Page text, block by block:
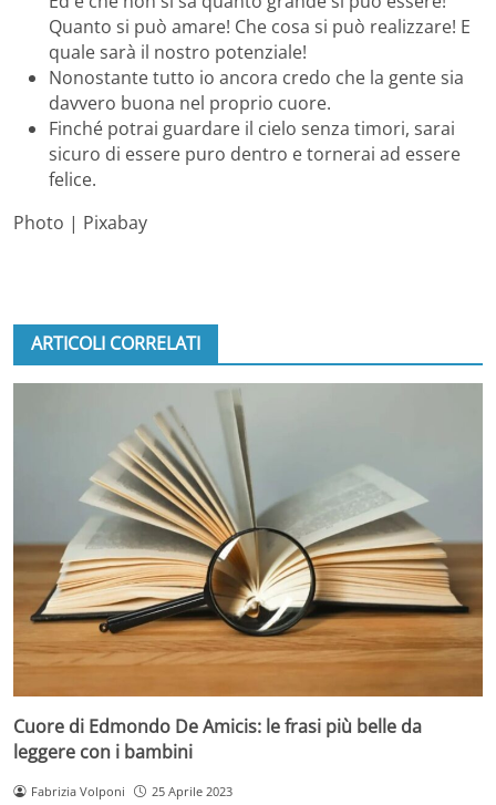
Quanto si può amare! Che cosa si può realizzare! E
quale sarà il nostro potenziale!
Nonostante tutto io ancora credo che la gente sia
davvero buona nel proprio cuore.
Finché potrai guardare il cielo senza timori, sarai
sicuro di essere puro dentro e tornerai ad essere
felice.
Photo | Pixabay
ARTICOLI CORRELATI
Cuore di Edmondo De Amicis: le frasi più belle da
leggere con i bambini
Fabrizia Volponi 25 Aprile 2023